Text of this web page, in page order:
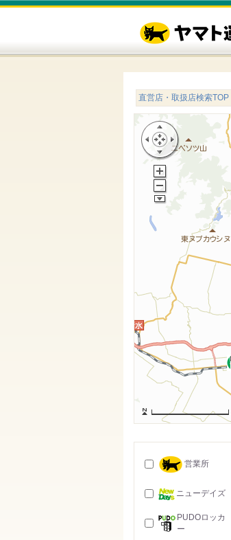
直営店・取扱店検索TOP
営業所
ニューデイズ
PUDOロッカ
ー